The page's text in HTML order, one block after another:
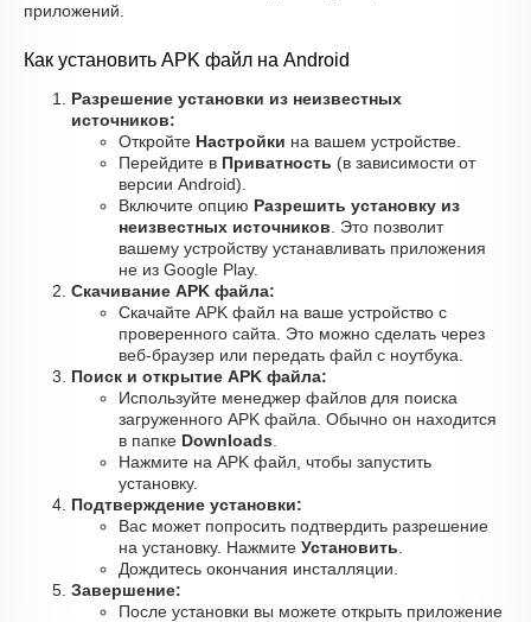
приложений.
Как установить APK файл на Android
Разрешение установки из неизвестных
источников:
Откройте Настройки на вашем устройстве.
Перейдите в Приватность (в зависимости от
версии Android).
Включите опцию Разрешить установку из
неизвестных источников . Это позволит
вашему устройству устанавливать приложения
не из Google Play.
Скачивание APK файла:
Скачайте APK файл на ваше устройство с
проверенного сайта. Это можно сделать через
веб-браузер или передать файл с ноутбука.
Поиск и открытие APK файла:
Используйте менеджер файлов для поиска
загруженного APK файла. Обычно он находится
в папке Downloads
Нажмите на APK файл, чтобы запустить
установку.
Подтверждение установки:
Вас может попросить подтвердить разрешение
на установку. Нажмите Установить
Дождитесь окончания инсталляции.
Завершение:
После установки вы можете открыть приложение